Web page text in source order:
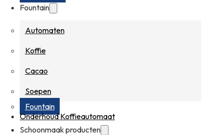
Fountain
Automaten
Koffie
Cacao
Soepen
Fountain
Onderhoud Koffieautomaat
Schoonmaak producten